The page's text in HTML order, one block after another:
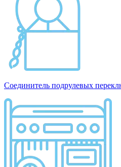
Соединитель подрулевых